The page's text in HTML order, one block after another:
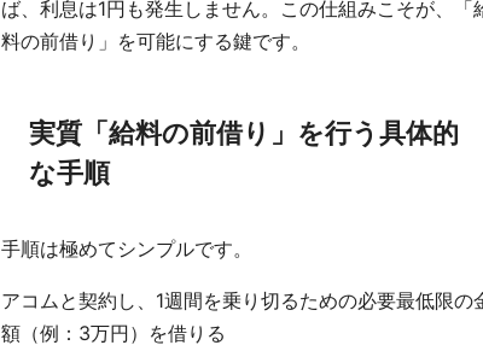
ば、利息は1円も発生しません。この仕組みこそが、「
料の前借り」を可能にする鍵です。
実質「給料の前借り」を行う具体的
な手順
手順は極めてシンプルです。
アコムと契約し、1週間を乗り切るための必要最低限の
額（例：3万円）を借りる